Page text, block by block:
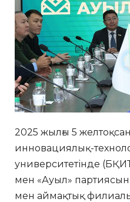
2025 жылғы 5
инновациялық-
университетінде
мен «Ауыл»
мен аймақтық